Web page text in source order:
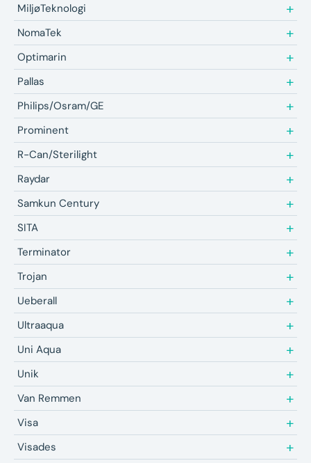
MiljøTeknologi
NomaTek
Optimarin
Pallas
Philips/Osram/GE
Prominent
R-Can/Sterilight
Raydar
Samkun Century
SITA
Terminator
Trojan
Ueberall
Ultraaqua
Uni Aqua
Unik
Van Remmen
Visa
Visades